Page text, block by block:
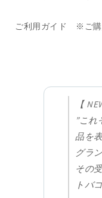
ご利用ガイド ※ご購
【
”こ
品を
グラ
その
トバ